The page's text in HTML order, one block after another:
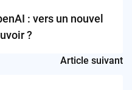
: vers un nouvel
?
Article suivant